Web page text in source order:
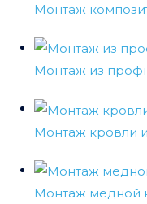
Монтаж
Монтаж из
Монтаж кровли
Монтаж медной